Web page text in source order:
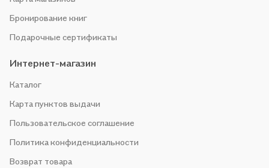
Бронирование книг
Подарочные сертификаты
Интернет-магазин
Каталог
Карта пунктов выдачи
Пользовательское соглашение
Политика конфиденциальности
Возврат товара